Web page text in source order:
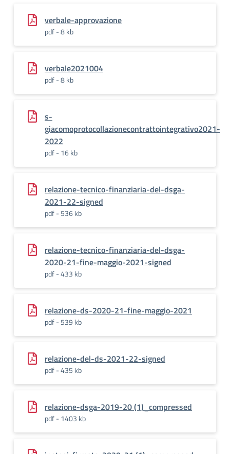
verbale-approvazione
pdf - 8 kb
verbale2021004
pdf - 8 kb
s-
giacomoprotocollazionecontrattointegrativo2021-
2022
pdf - 16 kb
relazione-tecnico-finanziaria-del-dsga-
2021-22-signed
pdf - 536 kb
relazione-tecnico-finanziaria-del-dsga-
2020-21-fine-maggio-2021-signed
pdf - 433 kb
relazione-ds-2020-21-fine-maggio-2021
pdf - 539 kb
relazione-del-ds-2021-22-signed
pdf - 435 kb
relazione-dsga-2019-20 (1)_compressed
pdf - 1403 kb